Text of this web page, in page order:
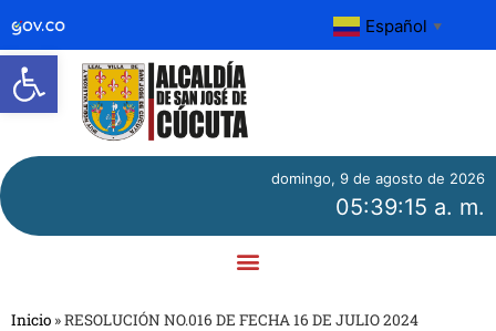
Abrir barra de herramientas
Español ▼
domingo, 9 de agosto de 2026
05:39:15 a. m.
Inicio »RESOLUCIÓN NO.016 DE FECHA 16 DE JULIO 2024